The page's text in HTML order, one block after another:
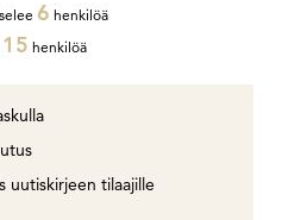
6 henkilöä
15 henkilöä
uutiskirjeen tilaajille